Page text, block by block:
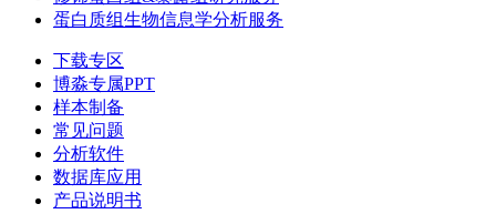
蛋白质组生物信息学分析服务
下载专区
博淼专属PPT
样本制备
常见问题
分析软件
数据库应用
产品说明书